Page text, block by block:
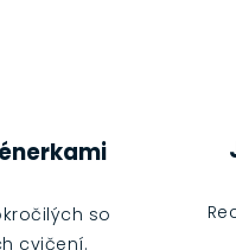
so
cvičení.